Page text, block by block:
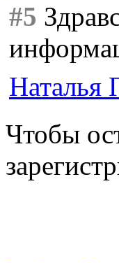
#5
Наталья
Чтобы